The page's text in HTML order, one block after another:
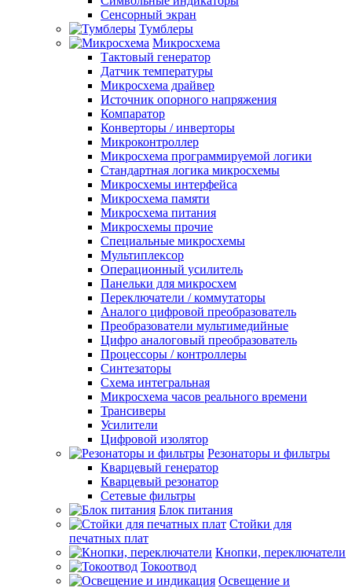
Сенсорный экран
Тумблеры
Микросхема
Тактовый генератор
Датчик температуры
Микросхема драйвер
Источник опорного напряжения
Компаратор
Конверторы / инверторы
Микроконтроллер
Микросхема программируемой логики
Стандартная логика микросхемы
Микросхемы интерфейса
Микросхема памяти
Микросхема питания
Микросхемы прочие
Специальные микросхемы
Мультиплексор
Операционный усилитель
Панельки для микросхем
Переключатели / коммутаторы
Аналого цифровой преобразователь
Преобразователи мультимедийные
Цифро аналоговый преобразователь
Процессоры / контроллеры
Синтезаторы
Схема интегральная
Микросхема часов реального времени
Трансиверы
Усилители
Цифровой изолятор
Резонаторы и фильтры
Кварцевый генератор
Кварцевый резонатор
Сетевые фильтры
Блок питания
Стойки для
печатных плат
Кнопки, переключатели
Токоотвод
Освещение и